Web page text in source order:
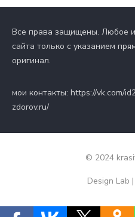
Все права защищены. Любое
сайта только с указанием
оригинал.
мои контакты: https://vk.com/
zdorov.ru/
© 2024
Design Lab |